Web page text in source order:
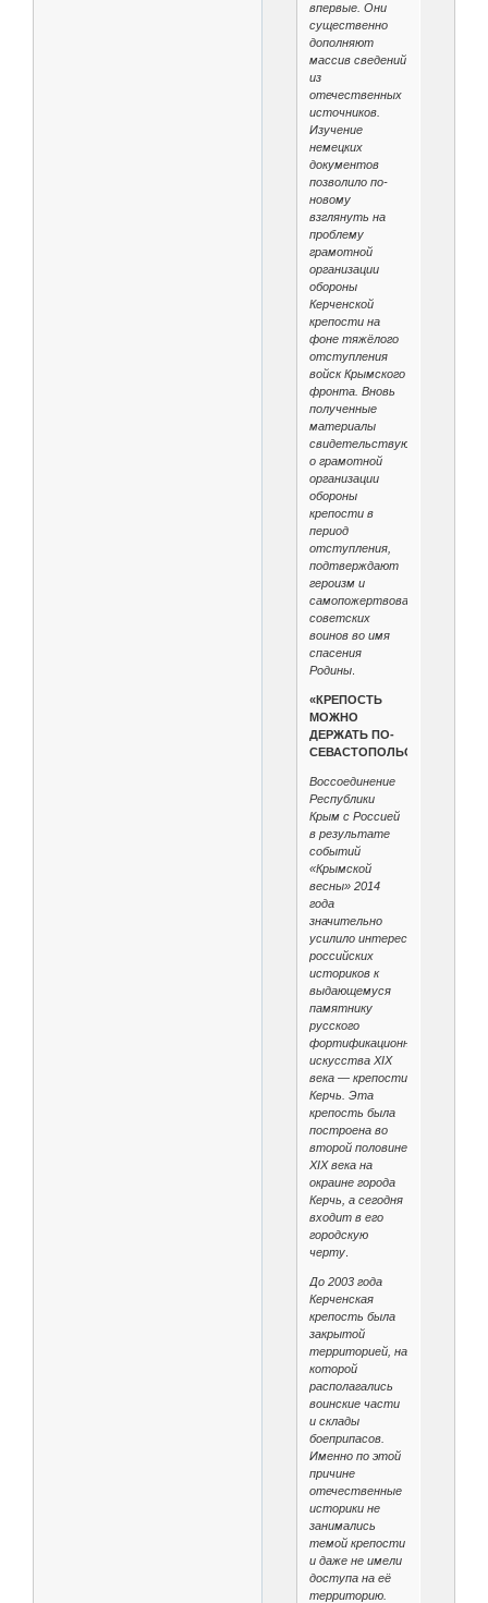
впервые. Они
существенно
дополняют
массив сведений
из
отечественных
источников.
Изучение
немецких
документов
позволило по-
новому
взглянуть на
проблему
грамотной
организации
обороны
Керченской
крепости на
фоне тяжёлого
отступления
войск Крымского
фронта. Вновь
полученные
материалы
свидетельствуют
о грамотной
организации
обороны
крепости в
период
отступления,
подтверждают
героизм и
самопожертвование
советских
воинов во имя
спасения
Родины.
«КРЕПОСТЬ
МОЖНО
ДЕРЖАТЬ ПО-
СЕВАСТОПОЛЬСКИ»
Воссоединение
Республики
Крым с Россией
в результате
событий
«Крымской
весны» 2014
года
значительно
усилило интерес
российских
историков к
выдающемуся
памятнику
русского
фортификационного
искусства XIX
века — крепости
Керчь. Эта
крепость была
построена во
второй половине
XIX века на
окраине города
Керчь, а сегодня
входит в его
городскую
черту.
До 2003 года
Керченская
крепость была
закрытой
территорией, на
которой
располагались
воинские части
и склады
боеприпасов.
Именно по этой
причине
отечественные
историки не
занимались
темой крепости
и даже не имели
доступа на её
территорию.